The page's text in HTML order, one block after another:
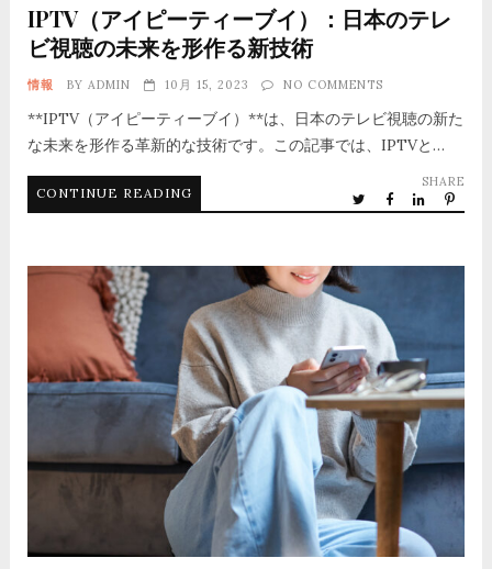
IPTV（アイピーティーブイ）：日本のテレ
ビ視聴の未来を形作る新技術
情報 BY ADMIN 10月 15, 2023 NO COMMENTS
**IPTV（アイピーティーブイ）**は、日本のテレビ視聴の新た
な未来を形作る革新的な技術です。この記事では、IPTVと…
CONTINUE READING
SHARE